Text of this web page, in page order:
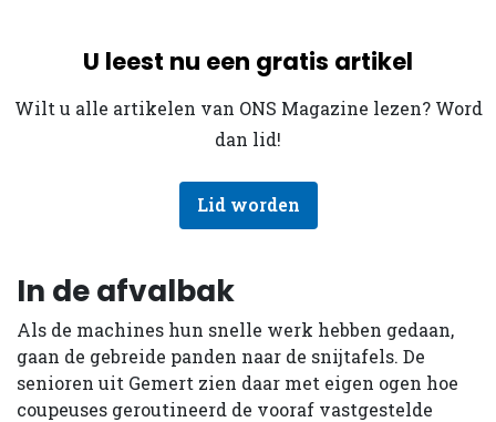
U leest nu een gratis artikel
Wilt u alle artikelen van ONS Magazine lezen? Word
dan lid!
Lid worden
In de afvalbak
Als de machines hun snelle werk hebben gedaan,
gaan de gebreide panden naar de snijtafels. De
senioren uit Gemert zien daar met eigen ogen hoe
coupeuses geroutineerd de vooraf vastgestelde